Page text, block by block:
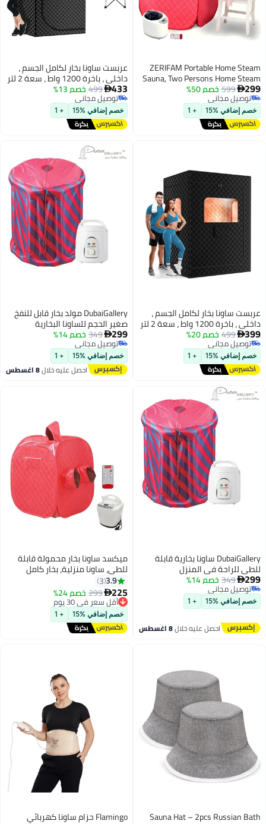
ZERIFAM Portable Home
Sauna, Two Persons Home
Sauna Tent, Folding
Personal Home Use Full
with Steam Motor
with Remote
Temperature
599خصم 50%
مجاني
مجاني
%15
+ 1
عربست ساونا بخار لكامل الجسم ،
داخلي ، باخرة 1200 واط ، سعة 2 لتر
، خيمة قابلة للطي ، كرسي مرفق
499خصم 13%
توصيل مجاني
توصيل مجاني
خصم إضافي %15 + 1
بخار لكامل الجسم ،
داخلي ، باخرة 1200 واط ، سعة 2 لتر
قابلة للطي ، كرسي مرفق
499خصم 20%
مجاني
مجاني
%15
+ 1
DubaiGallery مولد بخار قابل للنفخ
صغير الحجم للساونا البخارية
المحمولة، هاتف محمول منزلي،
هاتف محمول، خيمة ساونا سبا
شخصية لإزالة السموم.
299
349خصم 14%
توصيل مجاني
توصيل مجاني
خصم إضافي %15 + 1
احصل عليه خلال8 اغسطس
DubaiGallery ساونا بخارية قابلة
في المنزل
349خصم 14%
مجاني
مجاني
%15
+ 1
احصل عليه خلال8 اغسطس
ميكسد ساونا بخار محمولة قابلة
للطي، ساونا منزلية، بخار كامل
الجسم، جهاز تبخير العرق، جهاز
تحكم عن بعد، تحكم دقيق في درجة
الحرارة، فقدان الوزن، إزالة السموم
299خصم 24%
أقل سعر في 30 يوم
توصيل مجاني
أقل سعر في 30 يوم
خصم إضافي %15 + 1
Sauna Hat – 2pcs Flamingo حزام ساونا كهربائي